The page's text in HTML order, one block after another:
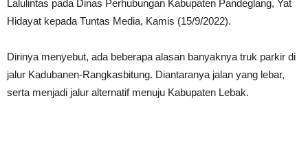
Lalulintas pada Dinas Perhubungan Kabupaten Pandeglang, Yat
Hidayat kepada Tuntas Media, Kamis (15/9/2022).
Dirinya menyebut, ada beberapa alasan banyaknya truk parkir di
jalur Kadubanen-Rangkasbitung. Diantaranya jalan yang lebar,
serta menjadi jalur alternatif menuju Kabupaten Lebak.